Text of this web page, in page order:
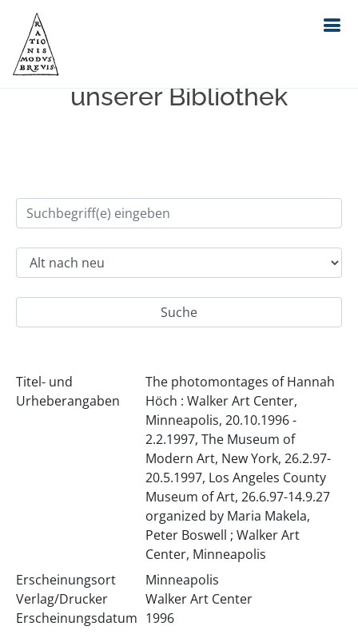
Einfache Suche im Bestand
unserer Bibliothek
Titel- und
Urheberangaben
The photomontages of Hannah
Höch : Walker Art Center,
Minneapolis, 20.10.1996 -
2.2.1997, The Museum of
Modern Art, New York, 26.2.97-
20.5.1997, Los Angeles County
Museum of Art, 26.6.97-14.9.27
organized by Maria Makela,
Peter Boswell ; Walker Art
Center, Minneapolis
Erscheinungsort
Verlag/Drucker
Erscheinungsdatum
Minneapolis
Walker Art Center
1996